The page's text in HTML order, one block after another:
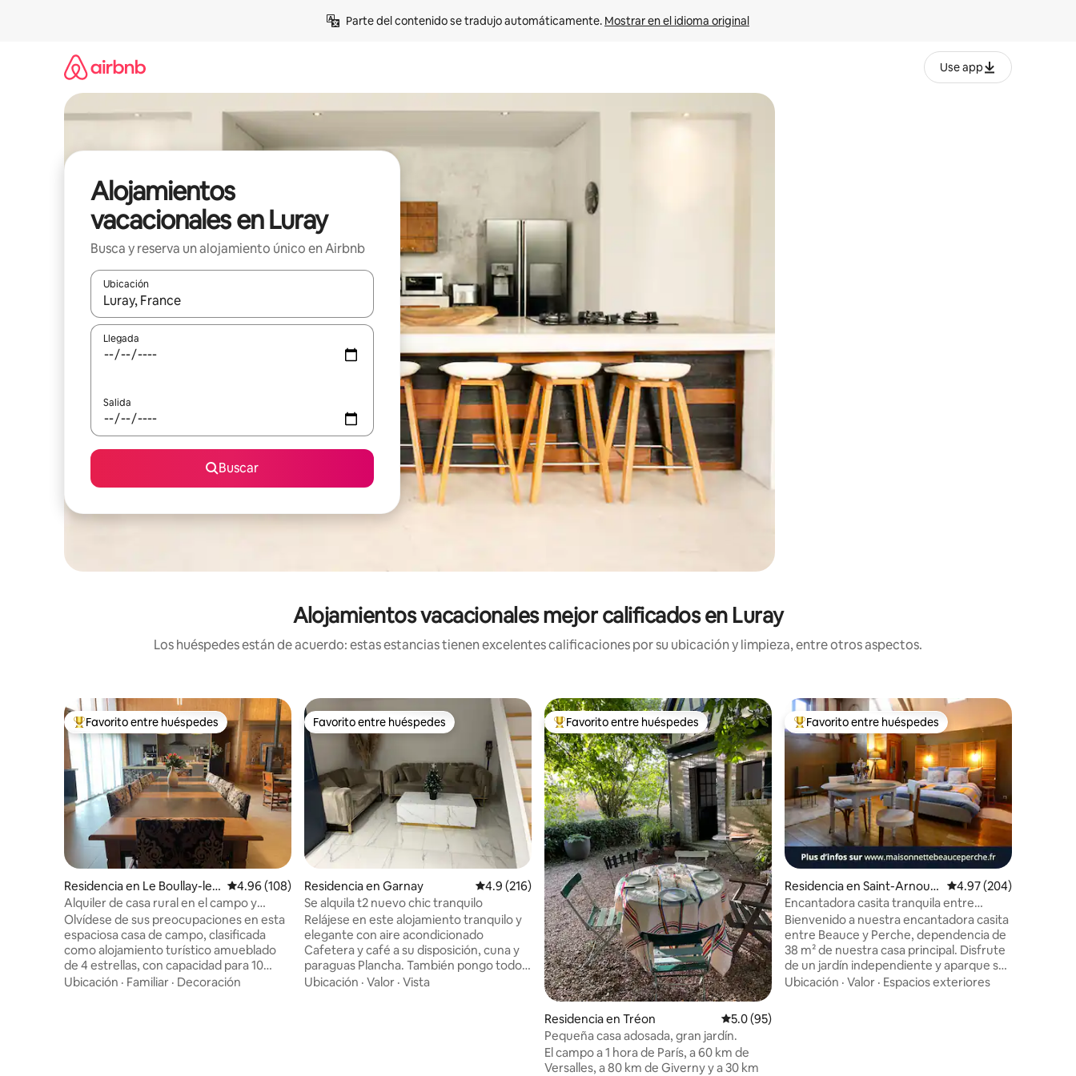
Parte del contenido se tradujo automáticamente. Mostrar en el idioma original
Use app
Alojamientos
vacacionales en Luray
Busca y reserva un alojamiento único en Airbnb
Ubicación
Cuando los resultados estén disponibles, podrás navegar usando las teclas de las flechas hacia arriba y hacia abajo, o bien tocando y deslizando la pantalla.
Llegada
Salida
Buscar
Alojamientos vacacionales mejor calificados en Luray
Los huéspedes están de acuerdo: estas estancias tienen excelentes calificaciones por su ubicación y limpieza, entre otros aspectos.
De los mejores en Favorito entre huéspedes
Favorito entre huéspedes
Residencia en Le Boullay-les
-Deux-Églises
Calificación promedio: 4.96 de 5; 108 evaluaciones
4.96 (108)
Alquiler de casa rural en el campo y
opción de etapa ecuestre
Olvídese de sus preocupaciones en esta
espaciosa casa de campo, clasificada
como alojamiento turístico amueblado
de 4 estrellas, con capacidad para 10
personas. Un espacio de descanso, para
Ubicación · Familiar · Decoración
Favorito entre huéspedes
Favorito entre huéspedes
Residencia en Garnay Calificación promedio: 4.9 de 5; 216 evaluaciones
4.9 (216)
Se alquila t2 nuevo chic tranquilo
Relájese en este alojamiento tranquilo y
elegante con aire acondicionado
Cafetera y café a su disposición, cuna y
paraguas Plancha. También pongo todo
para un desayuno en el refrigerador IPTV
Ubicación · Valor · Vista
De los mejores en Favorito entre huéspedes
Favorito entre huéspedes
Residencia en Tréon Calificación promedio: 5.0 de 5; 95 evaluaciones
5.0 (95)
Pequeña casa adosada, gran jardín.
El campo a 1 hora de París, a 60 km de
Versalles, a 80 km de Giverny y a 30 km
De los mejores en Favorito entre huéspedes
Favorito entre huéspedes
Residencia en Saint-Arnoult
-des-Bois
Calificación promedio:
4.97 (204)
Encantadora casita tranquila entre
Beauce y Perche
Bienvenido a nuestra encantadora casita
entre Beauce y Perche, dependencia de
38 m² de nuestra casa principal. Disfrute
de un jardín independiente y aparque su
coche en nuestra plaza de aparcamiento
Ubicación · Valor · Espacios exteriores